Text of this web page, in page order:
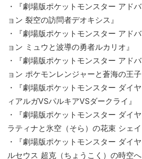
・『劇場版ポケットモンスター アド
ョン 裂空の訪問者デオキシス』
・『劇場版ポケットモンスター アド
ョン ミュウと波導の勇者ルカリオ』
・『劇場版ポケットモンスター アド
ョン ポケモンレンジャーと蒼海の王子
・『劇場版ポケットモンスター ダイ
ィアルガVSパルキアVSダークライ』
・『劇場版ポケットモンスター ダイ
ラティナと氷空（そら）の花束 シェイ
・『劇場版ポケットモンスター ダイ
ルセウス 超克（ちょうこく）の時空へ